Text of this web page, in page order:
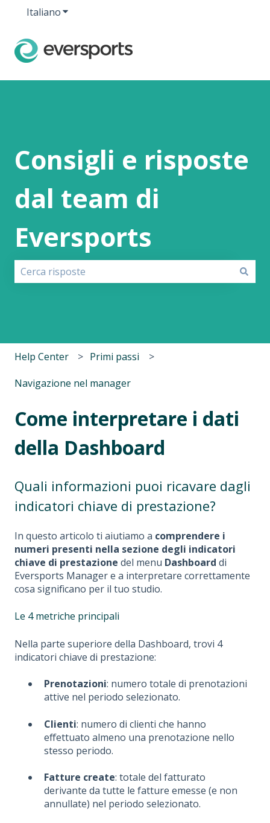
ItalianoMostra sottomenu per le traduzioni
Consigli e risposte
dal team di
Eversports
Help Center Primi passi
Navigazione nel manager
Come interpretare i dati
della Dashboard
Quali informazioni puoi ricavare dagli
indicatori chiave di prestazione?
In questo articolo ti aiutiamo a comprendere i
numeri presenti nella sezione degli indicatori
chiave di prestazione del menu Dashboard di
Eversports Manager e a interpretare correttamente
cosa significano per il tuo studio.
Le 4 metriche principali
Nella parte superiore della Dashboard, trovi 4
indicatori chiave di prestazione:
Prenotazioni: numero totale di prenotazioni
attive nel periodo selezionato.
Clienti: numero di clienti che hanno
effettuato almeno una prenotazione nello
stesso periodo.
Fatture create: totale del fatturato
derivante da tutte le fatture emesse (e non
annullate) nel periodo selezionato.